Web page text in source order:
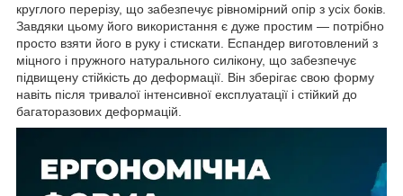
круглого перерізу, що забезпечує рівномірний опір з усіх боків.
Завдяки цьому його використання є дуже простим — потрібно
просто взяти його в руку і стискати. Еспандер виготовлений з
міцного і пружного натурального силікону, що забезпечує
підвищену стійкість до деформації. Він зберігає свою форму
навіть після тривалої інтенсивної експлуатації і стійкий до
багаторазових деформацій.